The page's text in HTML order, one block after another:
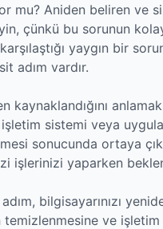
mu? Aniden beliren
çünkü bu sorunun
karşılaştığı yaygın bir
adım vardır.
kaynaklandığını
işletim sistemi veya
sonucunda ortaya
işlerinizi yaparken
bilgisayarınızı
ve işletim